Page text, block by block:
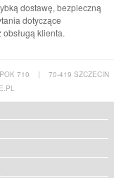
dostawę, bezpieczną
dotyczące
klienta.
710 |
70-419 SZCZECIN